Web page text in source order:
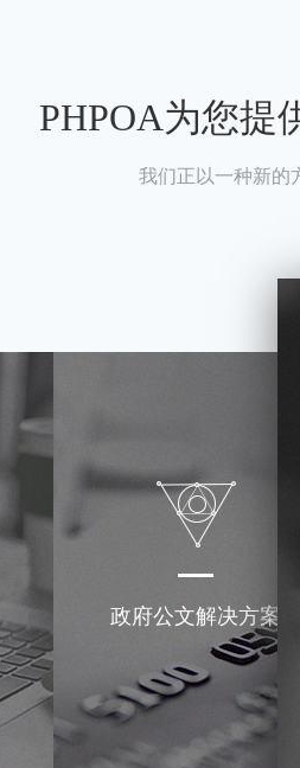
PHPOA为您提
我们正以一种新的
政府公文解决方案